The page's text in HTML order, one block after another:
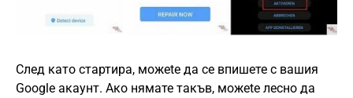
След като стартира, можеte да се впишете с вашия
Google акаунт. Ако нямате такъв, можеte лесно да